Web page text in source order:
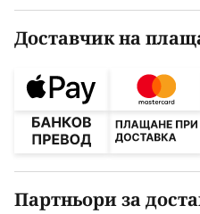
Доставчик на
Партньори за